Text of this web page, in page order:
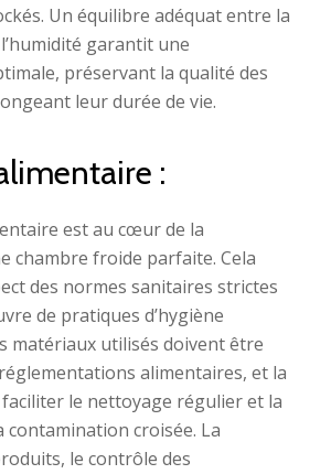
Un équilibre adéquat entre la
garantit une
préservant la qualité des
leur durée de vie.
:
est au cœur de la
chambre froide parfaite. Cela
des normes sanitaires strictes
de pratiques d’hygiène
matériaux utilisés doivent être
alimentaires, et la
le nettoyage régulier et la
contamination croisée. La
le contrôle des